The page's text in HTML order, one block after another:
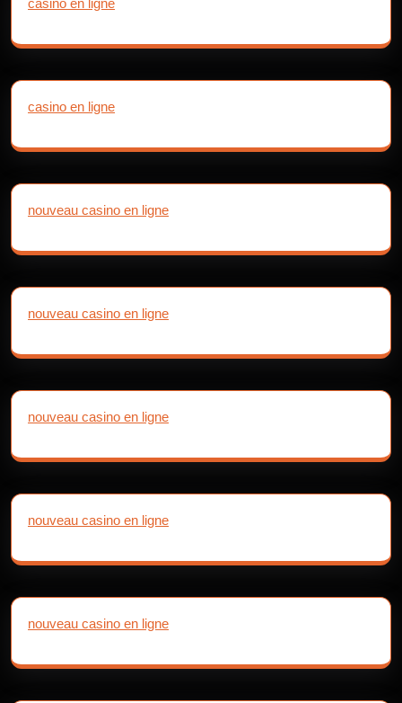
casino en ligne
nouveau casino en ligne
nouveau casino en ligne
nouveau casino en ligne
nouveau casino en ligne
nouveau casino en ligne